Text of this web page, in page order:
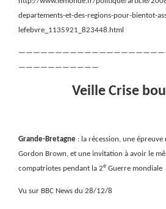
departements-et-des-regions-pour-bientot-
lefebvre_1135921_823448.html
———————————
Veille Crise
Grande-Bretagne : la récession, une épreuve
Gordon Brown, et une invitation à avoir le
compatriotes pendant la 2e Guerre mondiale
Vu sur BBC News du 28/12/8